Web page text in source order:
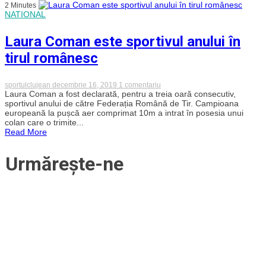
2 Minutes
NATIONAL
Laura Coman este sportivul anului în
tirul românesc
sportulclujean decembrie 16, 2019 1 comentariu
Laura
Coman
este
sportivul
Laura Coman a fost declarată, pentru a treia oară consecutiv,
sportivul anului de către Federația Română de Tir. Campioana
europeană la pușcă aer comprimat 10m a intrat în posesia unui
colan care o trimite...
Read More
Urmărește-ne